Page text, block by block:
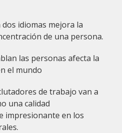
idiomas mejora la
de una persona.
las personas afecta la
el mundo
de trabajo van a
una calidad
impresionante en los